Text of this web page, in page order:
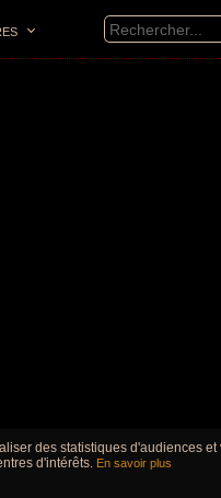
des statistiques d'audiences
d'intérêts. En savoir plus